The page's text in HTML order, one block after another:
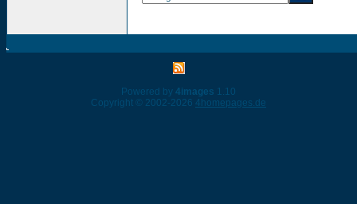
Powered by 4images 1.10
Copyright © 2002-2026 4homepages.de